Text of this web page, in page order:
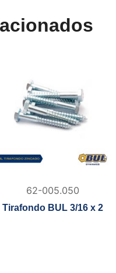
62-005.050
Tirafondo BUL 3/16 x 2